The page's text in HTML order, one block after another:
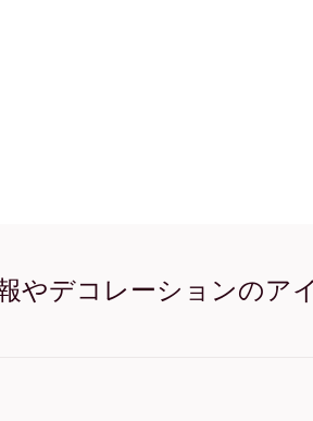
やデコレーションのア